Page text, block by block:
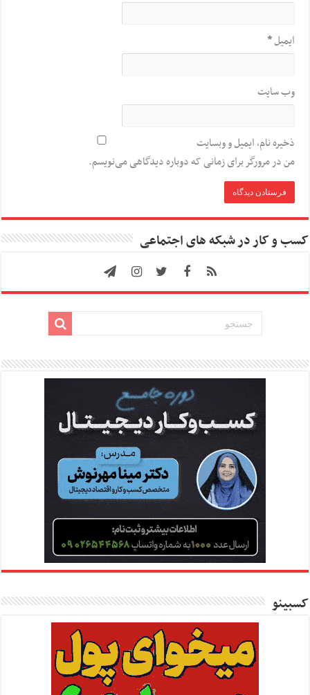
ایمیل*
وب‌ سایت
ذخیره نام، ایمیل و وبسایت
من در مرورگر برای زمانی که دوباره دیدگاهی می‌نویسم.
کسب و کار در شبکه های اجتماعی
کسبینو